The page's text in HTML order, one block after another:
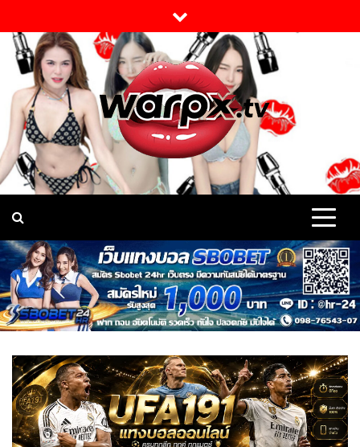
to
content
warpx แจกวาร์ป ดาวดัง
TikTok onlyfans นาง
แบบ เน็ตไอดอล Vk สาว
สวย อย่างเด็ด
Warpx เปิดวาร์ป สาวสวย ดาวดัง TikTok onlyfans นางแบบ เน็ต
ไอดอล Vk เด็ดมาก บอกได้ว่า สาวงาม ตัวมัม เซ็กซี่ ยั่วยวน ทั้งนั้น มี